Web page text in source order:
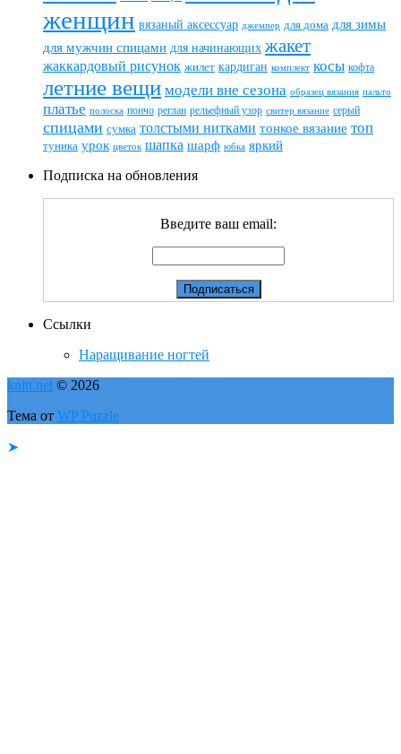
женщин вязаный аксессуар джемпер для дома для зимы
для мужчин спицами для начинающих жакет
жаккардовый рисунок жилет кардиган комплект косы кофта
летние вещи модели вне сезона образец вязания пальто
платье полоска пончо реглан рельефный узор свитер вязание серый
спицами сумка толстыми нитками тонкое вязание топ
туника урок цветок шапка шарф юбка яркий
Подписка на обновления
Введите ваш email:
Ссылки
Наращивание ногтей
knitt.net © 2026
Тема от WP Puzzle
➤